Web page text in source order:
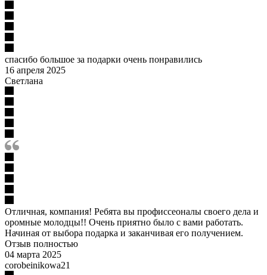
спасибо большое за подарки очень понравились
16 апреля 2025
Светлана
Отличная, компания! Ребята вы профиссеоналы своего дела и
оромные молодцы!! Очень приятно было с вами работать.
Начиная от выбора подарка и заканчивая его получением.
Отзыв полностью
04 марта 2025
corobeinikowa21